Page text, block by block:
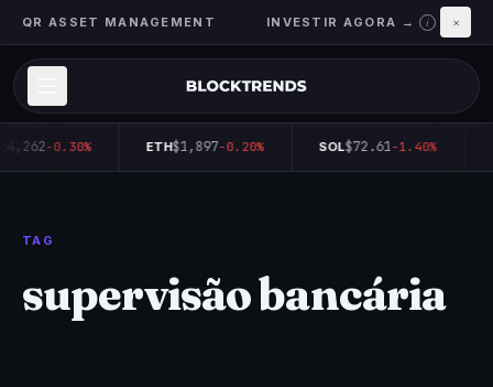
QR ASSET MANAGEMENT INVESTIR AGORA → i ×
-0.30% ETH$1,897-0.20% SOL$72.61-1.40%
TAG
supervisão bancária